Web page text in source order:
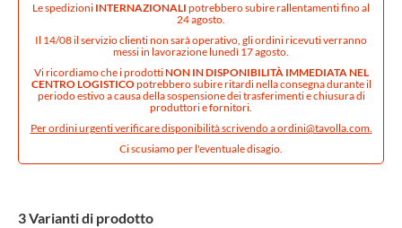
Le spedizioni INTERNAZIONALI potrebbero subire rallentamenti fino al
24 agosto.
Il 14/08 il servizio clienti non sarà operativo, gli ordini ricevuti verranno
messi in lavorazione lunedì 17 agosto.
Vi ricordiamo che i prodottiNON IN DISPONIBILITÀ IMMEDIATA NEL
CENTRO LOGISTICOpotrebbero subire ritardi nella consegna durante il
periodo estivo a causa della sospensione dei trasferimenti e chiusura di
produttori e fornitori.
Per ordini urgenti verificare disponibilità scrivendo aordini@tavolla.com.
Ci scusiamo per l'eventuale disagio.
3 Varianti di prodotto